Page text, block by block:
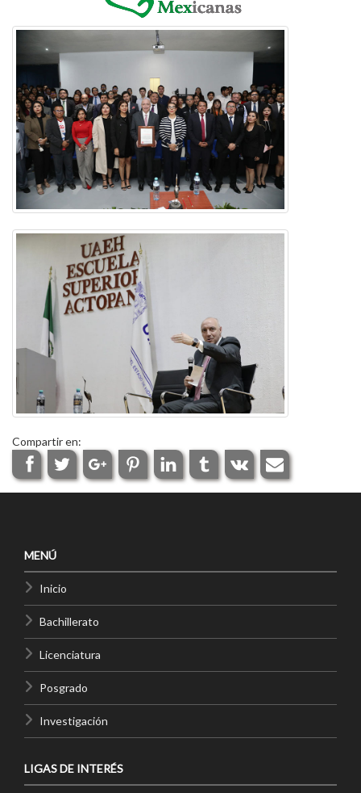
Compartir en:
MENÚ
Inicio
Bachillerato
Licenciatura
Posgrado
Investigación
LIGAS DE INTERÉS